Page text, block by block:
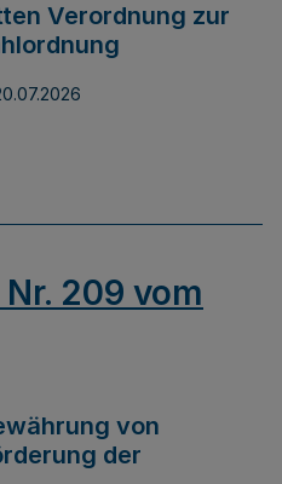
Verordnung zur
209 vom
von
der